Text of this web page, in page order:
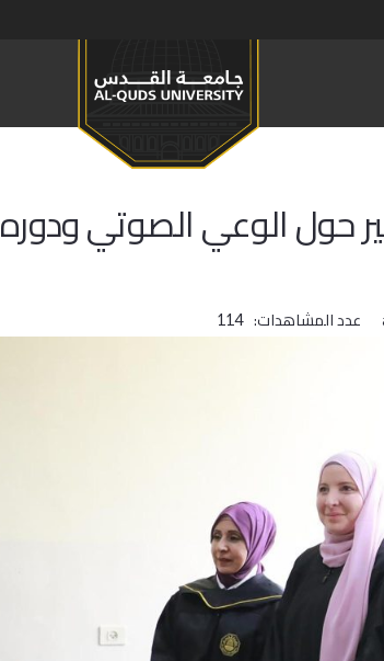
حول الوعي الصوتي ودوره
عدد المشاهدات: 114